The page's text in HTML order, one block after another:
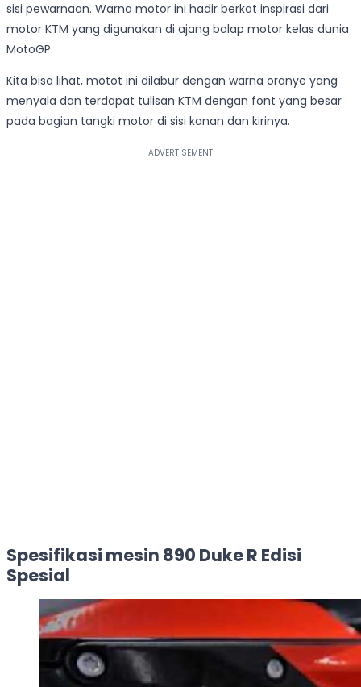
sisi pewarnaan. Warna motor ini hadir berkat inspirasi dari
motor KTM yang digunakan di ajang balap motor kelas dunia
MotoGP.
Kita bisa lihat, motot ini dilabur dengan warna oranye yang
menyala dan terdapat tulisan KTM dengan font yang besar
pada bagian tangki motor di sisi kanan dan kirinya.
Spesifikasi mesin 890 Duke R Edisi
Spesial